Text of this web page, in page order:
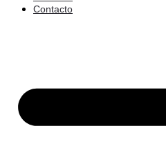
Contacto